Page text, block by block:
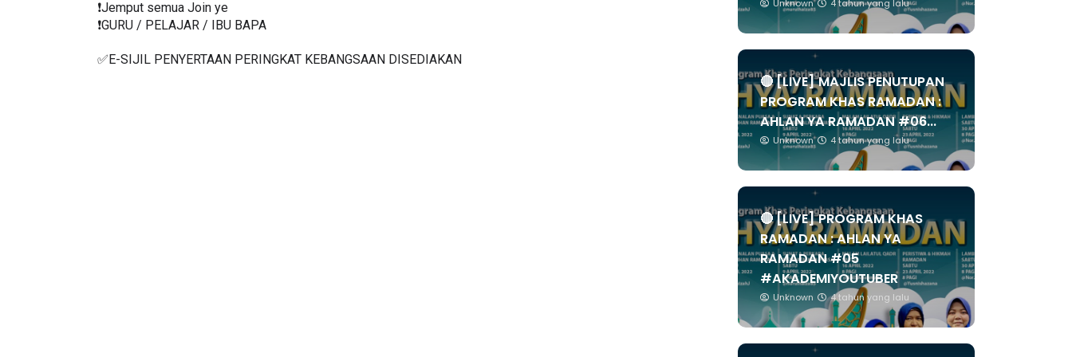
❗️Jemput semua Join ye
Unknown 4 tahun yang lalu
🔴 [LIVE] MAJLIS PENUTUPAN
PROGRAM KHAS RAMADAN :
AHLAN YA RAMADAN #06...
Unknown 4 tahun yang lalu
🔴 [LIVE] PROGRAM KHAS
RAMADAN : AHLAN YA
RAMADAN #05
#AKADEMIYOUTUBER
Unknown 4 tahun yang lalu